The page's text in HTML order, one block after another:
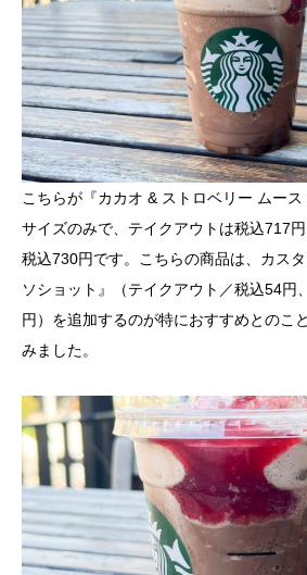
こちらが『カカオ & ストロベリー ムー
サイズのみで、テイクアウトは税込717
税込730円です。こちらの商品は、カス
ソショット』（テイクアウト／税込54円
円）を追加するのが特におすすめとのこ
みました。